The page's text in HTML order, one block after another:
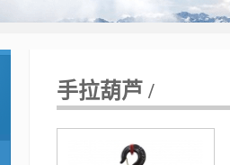
手拉葫芦 /